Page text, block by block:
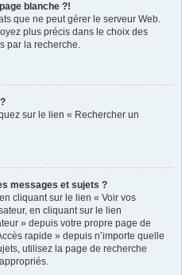
blanche ?!
que ne peut gérer le serveur Web.
plus précis dans le choix des
par la recherche.
sur le lien « Rechercher un
messages et sujets ?
cliquant sur le lien « Voir vos
en cliquant sur le lien
» depuis votre propre page de
rapide » depuis n’importe quelle
utilisez la page de recherche